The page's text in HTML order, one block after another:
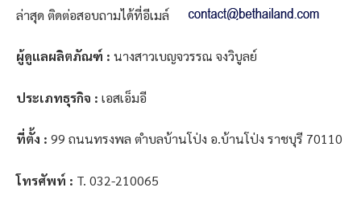
ล่าสุด ติดต่อสอบถามได้ที่อีเมล์
ผู้ดูแลผลิตภัณฑ์ : นางสาวเบญจวรรณ จงวิบูลย์
ประเภทธุรกิจ : เอสเอ็มอี
ที่ตั้ง : 99 ถนนทรงพล ตำบลบ้านโป่ง อ.บ้านโป่ง ราชบุรี 70110
โทรศัพท์ : T. 032-210065